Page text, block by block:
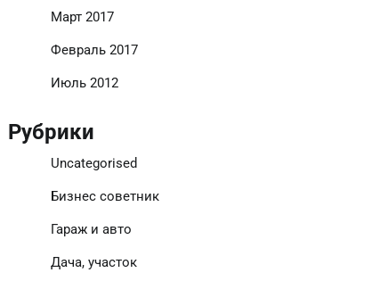
Март 2017
Февраль 2017
Июль 2012
Рубрики
Uncategorised
Бизнес советник
Гараж и авто
Дача, участок